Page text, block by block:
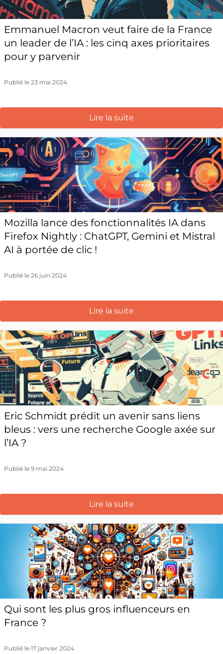
Emmanuel Macron veut faire de la France
un leader de l’IA : les cinq axes prioritaires
pour y parvenir
Publié le 23 mai 2024
Lire la suite
Mozilla lance des fonctionnalités IA dans
Firefox Nightly : ChatGPT, Gemini et Mistral
AI à portée de clic !
Publié le 26 juin 2024
Lire la suite
Eric Schmidt prédit un avenir sans liens
bleus : vers une recherche Google axée sur
l’IA ?
Publié le 9 mai 2024
Lire la suite
Qui sont les plus gros influenceurs en
France ?
Publié le 17 janvier 2024